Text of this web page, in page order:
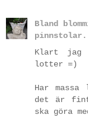
Bland
Klart jag
lotter =)
Har
det är fint
ska göra